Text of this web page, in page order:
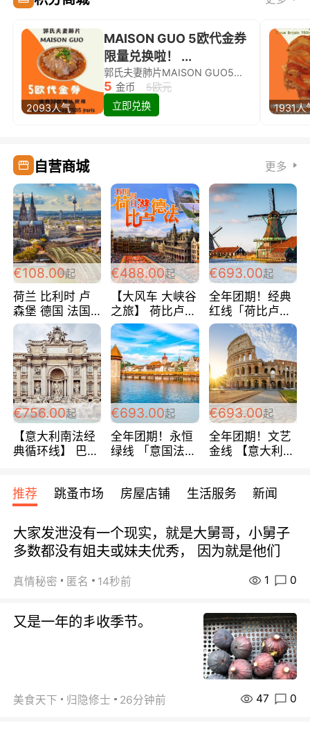
2093人气
MAISON GUO 5欧代金券
限量兑换啦！ ...
郭氏夫妻肺片MAISON GUO5欧代金券限量兑换啦！
5 金币
5欧元
立即兑换
1931人
自营商城 更多
€108.00起
荷兰 比利时 卢
森堡 德国 法国
超爽玩遍西欧 循
环线 全程四星宾
馆 108欧/人/天
€488.00起
【大风车 大峡谷
之旅】 荷比卢德
法 巴黎上下 经
典五国四日游
488欧/人
€693.00起
全年团期！经典
红线「荷比卢德
法」七天循环 五
国 仅售99欧/人/
天！巴黎上下！
包拼房~
€756.00起
【意大利南法经
典循环线】 巴黎
宾馆 108欧/天起
全程756欧/位
€693.00起
全年团期！永恒
绿线 「意国法
欧/天起 ~包拼房
€693.00起
全年团期！文艺
金线 【意大利一
每周铁发！
推荐 跳蚤市场 房屋店铺 生活服务 新闻
大家发泄没有一个现实，就是大舅哥，小舅子
多数都没有姐夫或妹夫优秀， 因为就是他们
真情秘密 匿名 14秒前 1 0
又是一年的丯收季节。
美食天下 归隐修士 26分钟前 47 0